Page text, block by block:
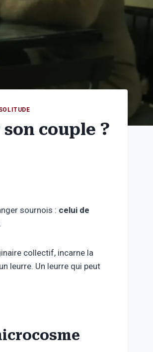
couple ?
sournois : celui de
collectif, incarne la
leurre. Un leurre qui peut